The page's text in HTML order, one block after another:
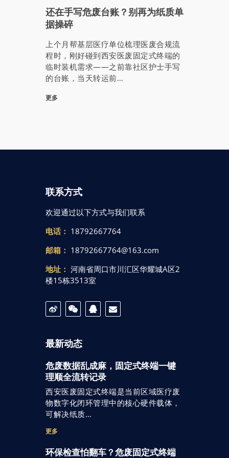
还在手写危废台账？别再为纸质单
据操碎
上个月帮基层医疗单位梳理医废合规流
程时，刚好碰到西安医废固定式终端的
临时装机需求——之前靠社区护士手写
的台账，当天转运前…
更多
联系方式
欢迎通过以下方式与我们联系
电话： 18792667764
邮箱： 18792667764@163.com
地址： 河南省周口市川汇区华耀城A区2
楼15栋3513室
最新动态
危废数据乱成麻，固定式终端一键
理顺全流转记录
西安医废固定式终端是当前区域医疗废
物数字化闭环管理中的核心硬件载体，
可解决纸质…
更多
环保检查怕翻车？危废固定式终端